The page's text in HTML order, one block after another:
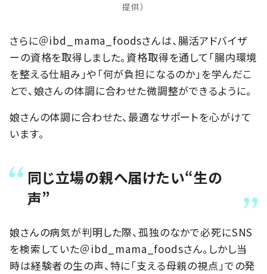
提供）
さらに＠ibd_mama_foodsさんは、腸活アドバイザ
ーの資格を取得しました。資格取得を通して「腸内環境
を整える仕組み」や「何が負担になるのか」を学んだこ
とで、娘さんの体調に合わせた微調整ができるように。
娘さんの体調に合わせた、最適なサポートを心がけて
います。
同じ立場の親へ届けたい“生の
声”
娘さんの病気が判明した際、孤独のなかで必死にSNS
を検索していた＠ibd_mama_foodsさん。しかし当
時は経験者の生の声、特に「支える母親の視点」での発